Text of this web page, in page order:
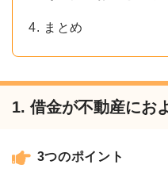
4. まとめ
1. 借金が不動産にお
3つのポイント